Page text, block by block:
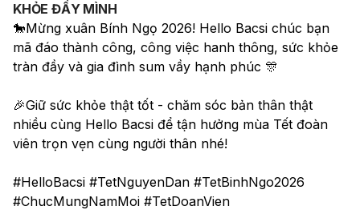
KHỎE ĐẦY MÌNH
🐎Mừng xuân Bính Ngọ 2026! Hello Bacsi chúc bạn
mã đáo thành công, công việc hanh thông, sức khỏe
tràn đầy và gia đình sum vầy hạnh phúc 🎊
🎉Giữ sức khỏe thật tốt - chăm sóc bản thân thật
nhiều cùng Hello Bacsi để tận hưởng mùa Tết đoàn
viên trọn vẹn cùng người thân nhé!
#HelloBacsi #TetNguyenDan #TetBinhNgo2026
#ChucMungNamMoi #TetDoanVien